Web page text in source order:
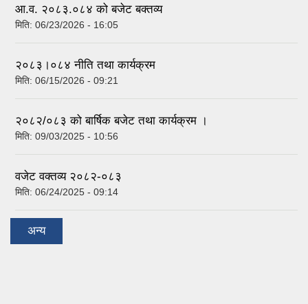
आ.व. २०८३.०८४ को बजेट बक्तव्य
मिति: 06/23/2026 - 16:05
२०८३।०८४ नीति तथा कार्यक्रम
मिति: 06/15/2026 - 09:21
२०८२/०८३ को बार्षिक बजेट तथा कार्यक्रम ।
मिति: 09/03/2025 - 10:56
वजेट वक्तव्य २०८२-०८३
मिति: 06/24/2025 - 09:14
अन्य